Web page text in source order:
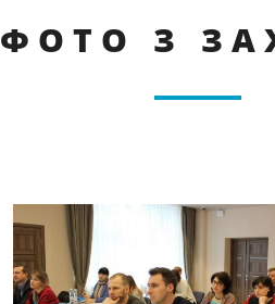
ФОТО З